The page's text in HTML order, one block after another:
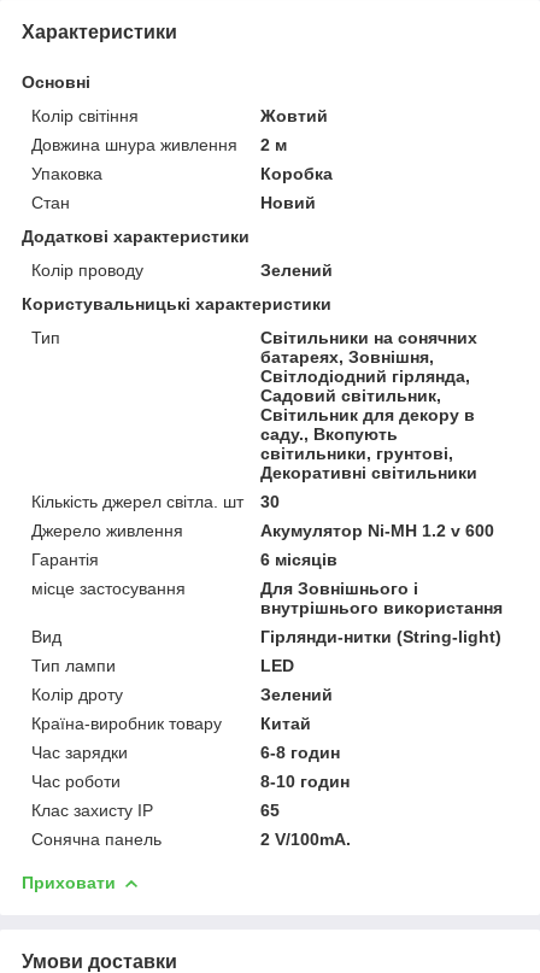
Характеристики
Основні
Колір світіння
Жовтий
Довжина шнура живлення
2 м
Упаковка
Коробка
Стан
Новий
Додаткові характеристики
Колір проводу
Зелений
Користувальницькі характеристики
Тип
Світильники на сонячних
батареях, Зовнішня,
Світлодіодний гірлянда,
Садовий світильник,
Світильник для декору в
саду., Вкопують
світильники, грунтові,
Декоративні світильники
Кількість джерел світла. шт
30
Джерело живлення
Акумулятор Ni-MH 1.2 v 600
Гарантія
6 місяців
місце застосування
Для Зовнішнього і
внутрішнього використання
Вид
Гірлянди-нитки (String-light)
Тип лампи
LED
Колір дроту
Зелений
Країна-виробник товару
Китай
Час зарядки
6-8 годин
Час роботи
8-10 годин
Клас захисту IP
65
Сонячна панель
2 V/100mA.
Приховати
Умови доставки